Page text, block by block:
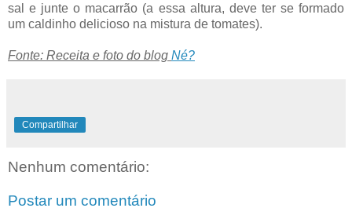
sal e junte o macarrão (a essa altura, deve ter se formado
um caldinho delicioso na mistura de tomates).
Fonte: Receita e foto do blog Né?
Compartilhar
Nenhum comentário:
Postar um comentário